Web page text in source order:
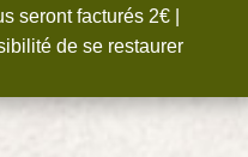
seront facturés 2€ |
de se restaurer